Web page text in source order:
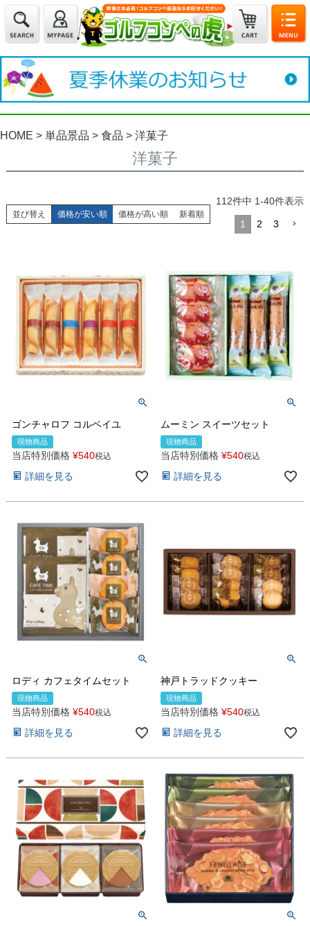
HOME 単品景品 食品 洋菓子
洋菓子
並び替え 価格が安い順 価格が高い順 新着順
112件中 1-40件表示
1 2 3
ゴンチャロフ コルベイユ
現物商品
当店特別価格 ¥540税込
詳細を見る
ムーミン スイーツセット
現物商品
当店特別価格 ¥540税込
詳細を見る
ロディ カフェタイムセット
現物商品
当店特別価格 ¥540税込
詳細を見る
神戸トラッドクッキー
現物商品
当店特別価格 ¥540税込
詳細を見る